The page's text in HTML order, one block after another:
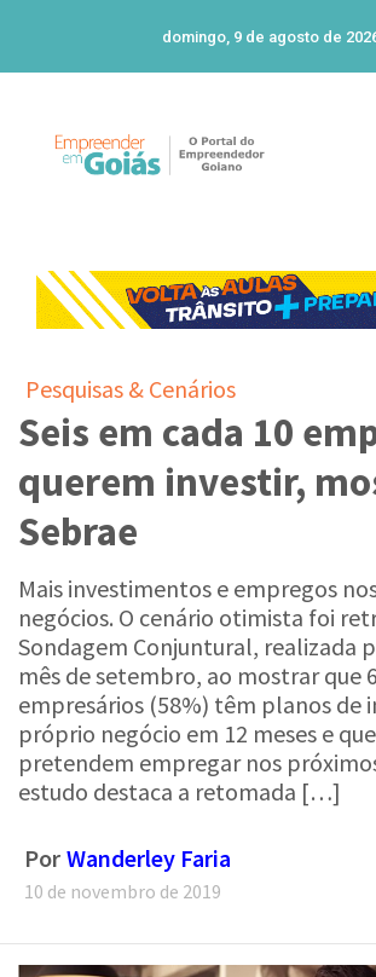
domingo, 9 de agosto de
Pesquisas & Cenários
Seis em cada 10
querem investir,
Sebrae
Mais investimentos e empregos
negócios. O cenário otimista foi
Sondagem Conjuntural, realizada
mês de setembro, ao mostrar que
empresários (58%) têm planos de
próprio negócio em 12 meses e
pretendem empregar nos
estudo destaca a retomada […]
Por Wanderley Faria
10 de novembro de 2019